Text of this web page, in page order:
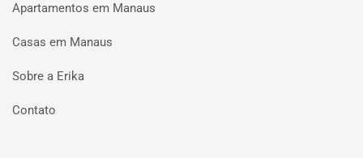
Apartamentos em Manaus
Casas em Manaus
Sobre a Erika
Contato